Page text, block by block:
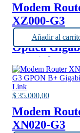
Modem
XZ000-G3
GPON Fibra
Optica
Tp-Link
Añadir al
$ 35.000,00
Modem
XN020-G3